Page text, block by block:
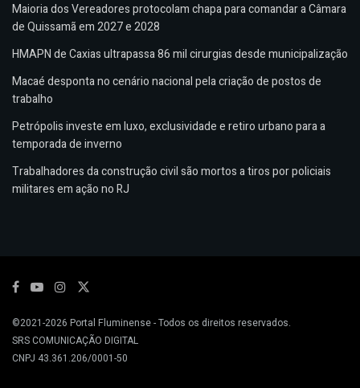
Maioria dos Vereadores protocolam chapa para comandar a Câmara
de Quissamã em 2027 e 2028
HMAPN de Caxias ultrapassa 86 mil cirurgias desde municipalização
Macaé desponta no cenário nacional pela criação de postos de
trabalho
Petrópolis investe em luxo, exclusividade e retiro urbano para a
temporada de inverno
Trabalhadores da construção civil são mortos a tiros por policiais
militares em ação no RJ
©2021-2026 Portal Fluminense- Todos os direitos reservados.
SRS COMUNICAÇÃO DIGITAL
CNPJ 43.361.206/0001-50